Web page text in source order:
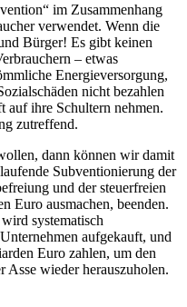
im Zusammenhang
verwendet. Wenn die
Bürger! Es gibt keinen
– etwas
Energieversorgung,
nicht bezahlen
auf ihre Schultern nehmen.
zutreffend.
dann können wir damit
Subventionierung der
und der steuerfreien
Euro ausmachen, beenden.
systematisch
aufgekauft, und
Euro zahlen, um den
Asse wieder herauszuholen.